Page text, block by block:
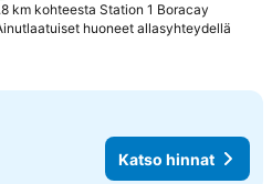
km kohteesta Station 1 Boracay
huoneet allasyhteydellä
Katso hinnat